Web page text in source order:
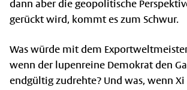
dann aber die geopolitische
gerückt wird, kommt es zum Schwur.
Was würde mit dem
wenn der lupenreine Demokrat den
endgültig zudrehte? Und was, wenn Xi